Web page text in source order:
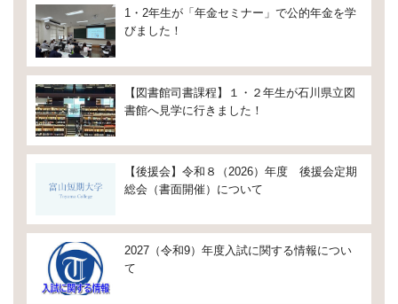
1・2年生が「年金セミナー」で公的年金を学
びました！
【図書館司書課程】１・２年生が石川県立図
書館へ見学に行きました！
【後援会】令和８（2026）年度 後援会定期
総会（書面開催）について
2027（令和9）年度入試に関する情報につい
て